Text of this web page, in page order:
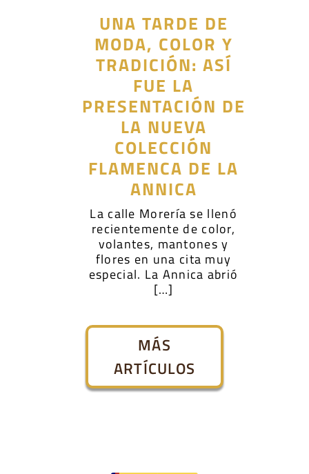
UNA TARDE DE
MODA, COLOR Y
TRADICIÓN: ASÍ
FUE LA
PRESENTACIÓN DE
LA NUEVA
COLECCIÓN
FLAMENCA DE LA
ANNICA
La calle Morería se llenó
recientemente de color,
volantes, mantones y
flores en una cita muy
especial. La Annica abrió
[…]
MÁS
ARTÍCULOS